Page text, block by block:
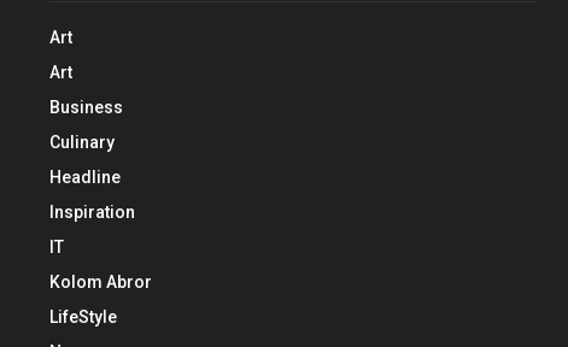
Art
Art
Business
Culinary
Headline
Inspiration
IT
Kolom Abror
LifeStyle